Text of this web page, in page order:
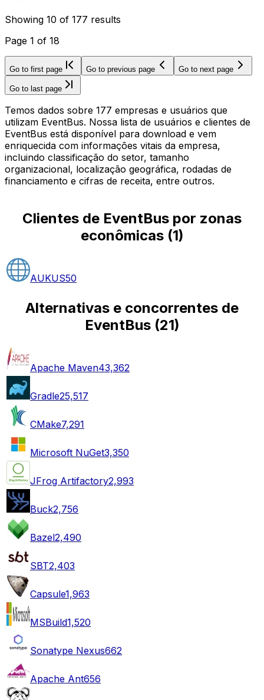
Showing 10 of 177 results
Page 1 of 18
Go to first page Go to previous page Go to next page
Go to last page
Temos dados sobre 177 empresas e usuários que
utilizam EventBus. Nossa lista de usuários e clientes de
EventBus está disponível para download e vem
enriquecida com informações vitais da empresa,
incluindo classificação do setor, tamanho
organizacional, localização geográfica, rodadas de
financiamento e cifras de receita, entre outros.
Clientes de EventBus por zonas
econômicas(1)
AUKUS50
Alternativas e concorrentes de
EventBus(21)
Apache Maven43,362
Gradle25,517
CMake7,291
Microsoft NuGet3,350
JFrog Artifactory2,993
Buck2,756
Bazel2,490
SBT2,403
Capsule1,963
MSBuild1,520
Sonatype Nexus662
Apache Ant656